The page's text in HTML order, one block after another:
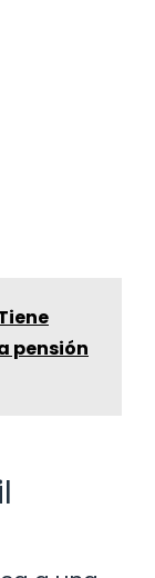
pensión